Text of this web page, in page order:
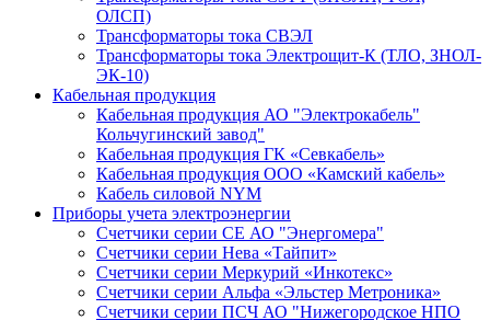
ОЛСП)
Трансформаторы тока СВЭЛ
Трансформаторы тока Электрощит-К (ТЛО, ЗНОЛ-
ЭК-10)
Кабельная продукция
Кабельная продукция АО "Электрокабель"
Кольчугинский завод"
Кабельная продукция ГК «Севкабель»
Кабельная продукция ООО «Камский кабель»
Кабель силовой NYM
Приборы учета электроэнергии
Счетчики серии СЕ АО "Энергомера"
Счетчики серии Нева «Тайпит»
Счетчики серии Меркурий «Инкотекс»
Счетчики серии Альфа «Эльстер Метроника»
Счетчики серии ПСЧ АО "Нижегородское НПО